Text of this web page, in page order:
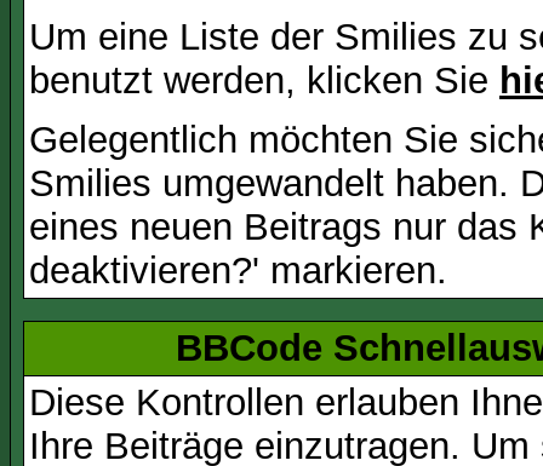
Um eine Liste der Smilies zu
benutzt werden, klicken Sie
Gelegentlich möchten Sie
Smilies umgewandelt haben.
eines neuen Beitrags nur das
deaktivieren?' markieren.
BBCode
Diese Kontrollen erlauben
Ihre Beiträge einzutragen.